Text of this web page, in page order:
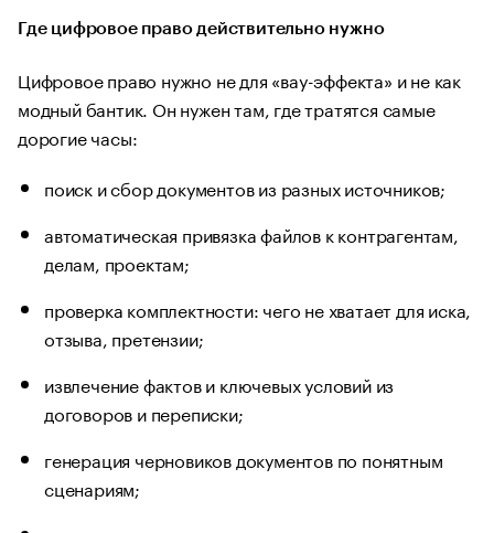
Где цифровое право действительно нужно
Цифровое право нужно не для «вау-эффекта» и не как
модный бантик. Он нужен там, где тратятся самые
дорогие часы:
поиск и сбор документов из разных источников;
автоматическая привязка файлов к контрагентам,
делам, проектам;
проверка комплектности: чего не хватает для иска,
отзыва, претензии;
извлечение фактов и ключевых условий из
договоров и переписки;
генерация черновиков документов по понятным
сценариям;